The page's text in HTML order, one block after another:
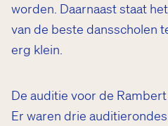
worden. Daarnaast staat
van de beste dansscholen
erg klein.
De auditie voor de Rambert
Er waren drie